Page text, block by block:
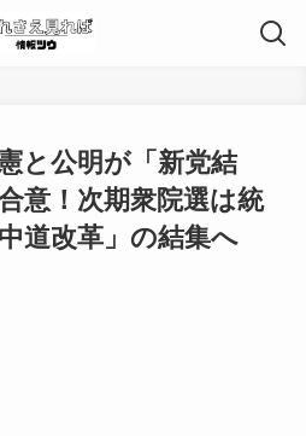
と公明が「新党結
意！次期衆院選は統
道改革」の結集へ